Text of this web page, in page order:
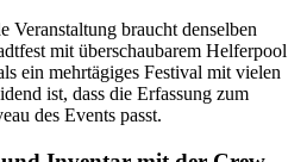
braucht denselben
mit überschaubarem Helferpool
ein mehrtägiges Festival mit vielen
ist, dass die Erfassung zum
des Events passt.